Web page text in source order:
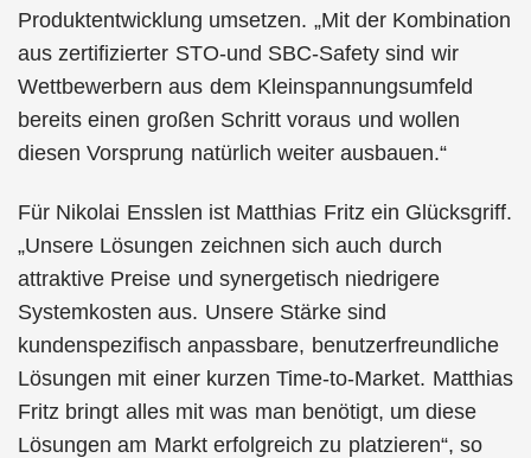
Produktentwicklung umsetzen. „Mit der Kombination
aus zertifizierter STO-und SBC-Safety sind wir
Wettbewerbern aus dem Kleinspannungsumfeld
bereits einen großen Schritt voraus und wollen
diesen Vorsprung natürlich weiter ausbauen.“
Für Nikolai Ensslen ist Matthias Fritz ein Glücksgriff.
„Unsere Lösungen zeichnen sich auch durch
attraktive Preise und synergetisch niedrigere
Systemkosten aus. Unsere Stärke sind
kundenspezifisch anpassbare, benutzerfreundliche
Lösungen mit einer kurzen Time-to-Market. Matthias
Fritz bringt alles mit was man benötigt, um diese
Lösungen am Markt erfolgreich zu platzieren“, so